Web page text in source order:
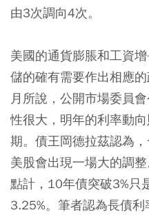
由3次調向4次。
美國的通貨膨脹和工資
儲的確有需要作出相應
月所說，公開市場委員
性很大，明年的利率動
期。債王岡德拉茲認為
美股會出現一場大的調
點計，10年債突破3%只
3.25%。筆者認為長債